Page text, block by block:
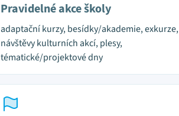
Pravidelné akce školy
adaptační kurzy, besídky/akademie, exkurze,
návštěvy kulturních akcí, plesy,
tématické/projektové dny